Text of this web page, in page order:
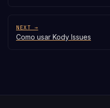
NEXT →
Como usar Kody Issues